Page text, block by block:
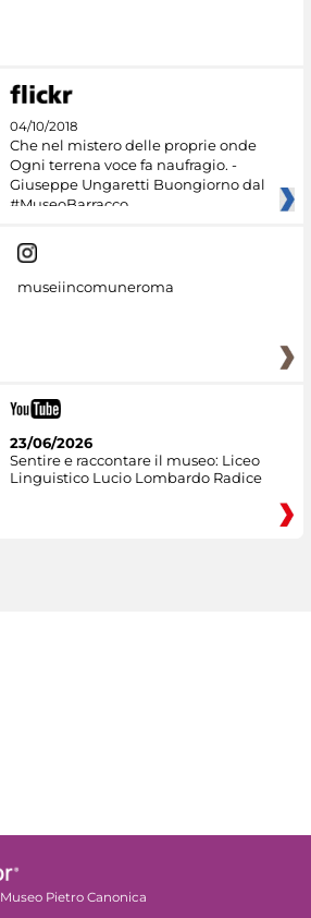
04/10/2018
Che nel mistero delle proprie onde
Ogni terrena voce fa naufragio. -
Giuseppe Ungaretti Buongiorno dal
#MuseoBarracco
museiincomuneroma
23/06/2026
Sentire e raccontare il museo: Liceo
Linguistico Lucio Lombardo Radice
Museo Pietro Canonica